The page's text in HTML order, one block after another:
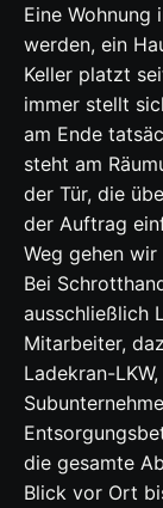
Eine
werden, ein
Keller platzt
immer stellt
am Ende
steht am
der Tür, die
der Auftrag
Weg gehen
Bei
ausschließlich
Mitarbeiter,
Ladekran-
die gesamte
Blick vor Ort